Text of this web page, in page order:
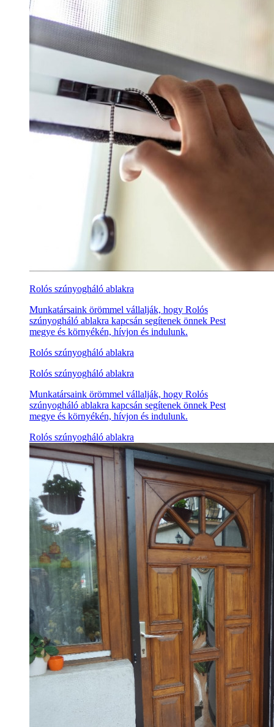
Rolós szúnyogháló ablakra
Munkatársaink örömmel vállalják, hogy Rolós
szúnyogháló ablakra kapcsán segítenek önnek Pest
megye és környékén, hívjon és indulunk.
Rolós szúnyogháló ablakra
Rolós szúnyogháló ablakra
Munkatársaink örömmel vállalják, hogy Rolós
szúnyogháló ablakra kapcsán segítenek önnek Pest
megye és környékén, hívjon és indulunk.
Rolós szúnyogháló ablakra